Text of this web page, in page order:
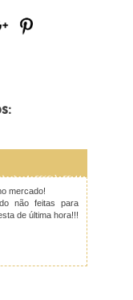
junho de 2016 às 22:44
mercado!
não feitas para
de última hora!!!